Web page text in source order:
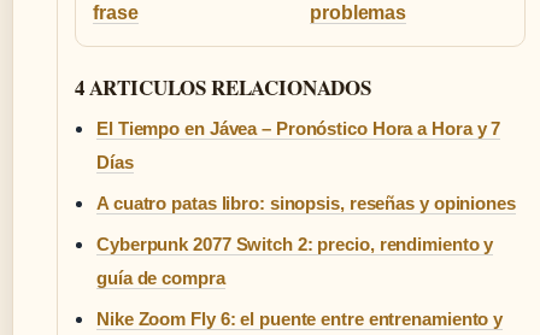
frase
problemas
4 ARTICULOS RELACIONADOS
El Tiempo en Jávea – Pronóstico Hora a Hora y 7
Días
A cuatro patas libro: sinopsis, reseñas y opiniones
Cyberpunk 2077 Switch 2: precio, rendimiento y
guía de compra
Nike Zoom Fly 6: el puente entre entrenamiento y